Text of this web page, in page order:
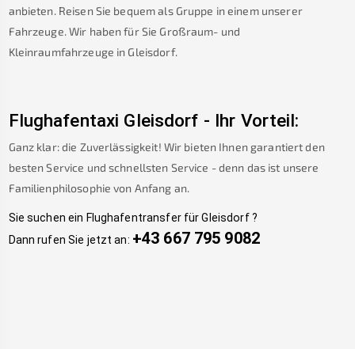
anbieten. Reisen Sie bequem als Gruppe in einem unserer
Fahrzeuge. Wir haben für Sie Großraum- und
Kleinraumfahrzeuge in Gleisdorf.
Flughafentaxi Gleisdorf - Ihr Vorteil:
Ganz klar: die Zuverlässigkeit! Wir bieten Ihnen garantiert den
besten Service und schnellsten Service - denn das ist unsere
Familienphilosophie von Anfang an.
Sie suchen ein Flughafentransfer für Gleisdorf?
Dann rufen Sie jetzt an: +43 667 795 9082